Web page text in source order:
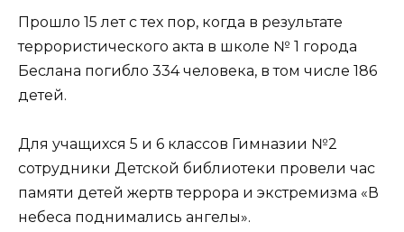
Прошло 15 лет с тех пор, когда в результате
террористического акта в школе № 1 города
Беслана погибло 334 человека, в том числе 186
детей.
Для учащихся 5 и 6 классов Гимназии №2
сотрудники Детской библиотеки провели час
памяти детей жертв террора и экстремизма «В
небеса поднимались ангелы».